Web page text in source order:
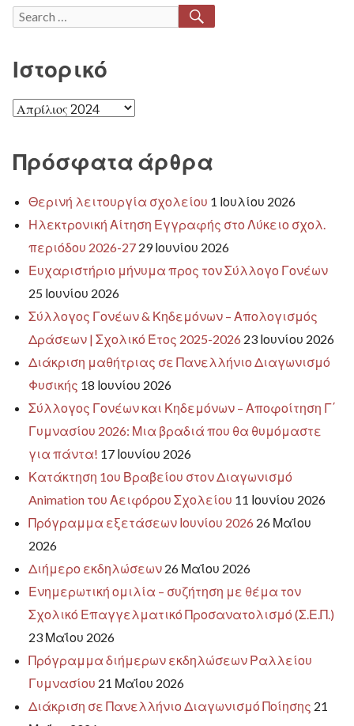
ΗΜΈΡΑ
ΦΙΛΟΖΩΊΑΣ
Search
Ιστορικό
Ιστορικό
Πρόσφατα άρθρα
Θερινή λειτουργία σχολείου 1 Ιουλίου 2026
Ηλεκτρονική Αίτηση Εγγραφής στο Λύκειο σχολ.
περιόδου 2026-27 29 Ιουνίου 2026
Ευχαριστήριο μήνυμα προς τον Σύλλογο Γονέων
25 Ιουνίου 2026
Σύλλογος Γονέων & Κηδεμόνων – Απολογισμός
Δράσεων | Σχολικό Έτος 2025-2026 23 Ιουνίου 2026
Διάκριση μαθήτριας σε Πανελλήνιο Διαγωνισμό
Φυσικής 18 Ιουνίου 2026
Σύλλογος Γονέων και Κηδεμόνων – Αποφοίτηση Γ΄
Γυμνασίου 2026: Μια βραδιά που θα θυμόμαστε
για πάντα! 17 Ιουνίου 2026
Κατάκτηση 1ου Βραβείου στον Διαγωνισμό
Animation του Αειφόρου Σχολείου 11 Ιουνίου 2026
Πρόγραμμα εξετάσεων Ιουνίου 2026 26 Μαΐου
2026
Διήμερο εκδηλώσεων 26 Μαΐου 2026
Ενημερωτική ομιλία – συζήτηση με θέμα τον
Σχολικό Επαγγελματικό Προσανατολισμό (Σ.Ε.Π.)
23 Μαΐου 2026
Πρόγραμμα διήμερων εκδηλώσεων Ραλλείου
Γυμνασίου 21 Μαΐου 2026
Διάκριση σε Πανελλήνιο Διαγωνισμό Ποίησης 21